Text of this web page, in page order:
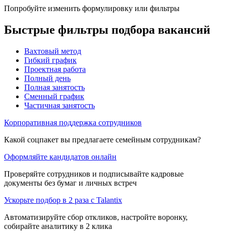
Попробуйте изменить формулировку или фильтры
Быстрые фильтры подбора вакансий
Вахтовый метод
Гибкий график
Проектная работа
Полный день
Полная занятость
Сменный график
Частичная занятость
Корпоративная поддержка сотрудников
Какой соцпакет вы предлагаете семейным сотрудникам?
Оформляйте кандидатов онлайн
Проверяйте сотрудников и подписывайте кадровые
документы без бумаг и личных встреч
Ускорьте подбор в 2 раза с Talantix
Автоматизируйте сбор откликов, настройте воронку,
собирайте аналитику в 2 клика